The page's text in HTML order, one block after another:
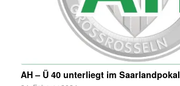
AH – Ü 40 unterliegt im Saarlandpokal